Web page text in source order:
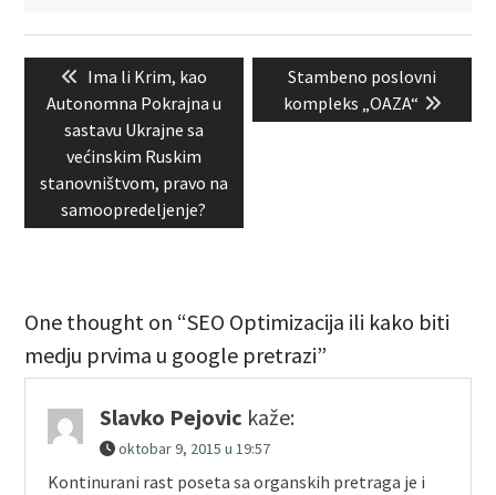
Kretanje
članka Previous
post:
Ima li Krim, kao
Autonomna Pokrajna u
sastavu Ukrajne sa
većinskim Ruskim
stanovništvom, pravo na
samoopredeljenje?
Next
post:
Stambeno poslovni
kompleks „OAZA“
One thought on “SEO Optimizacija ili kako biti
medju prvima u google pretrazi”
Slavko Pejovic kaže:
oktobar 9, 2015 u 19:57
Kontinurani rast poseta sa organskih pretraga je i